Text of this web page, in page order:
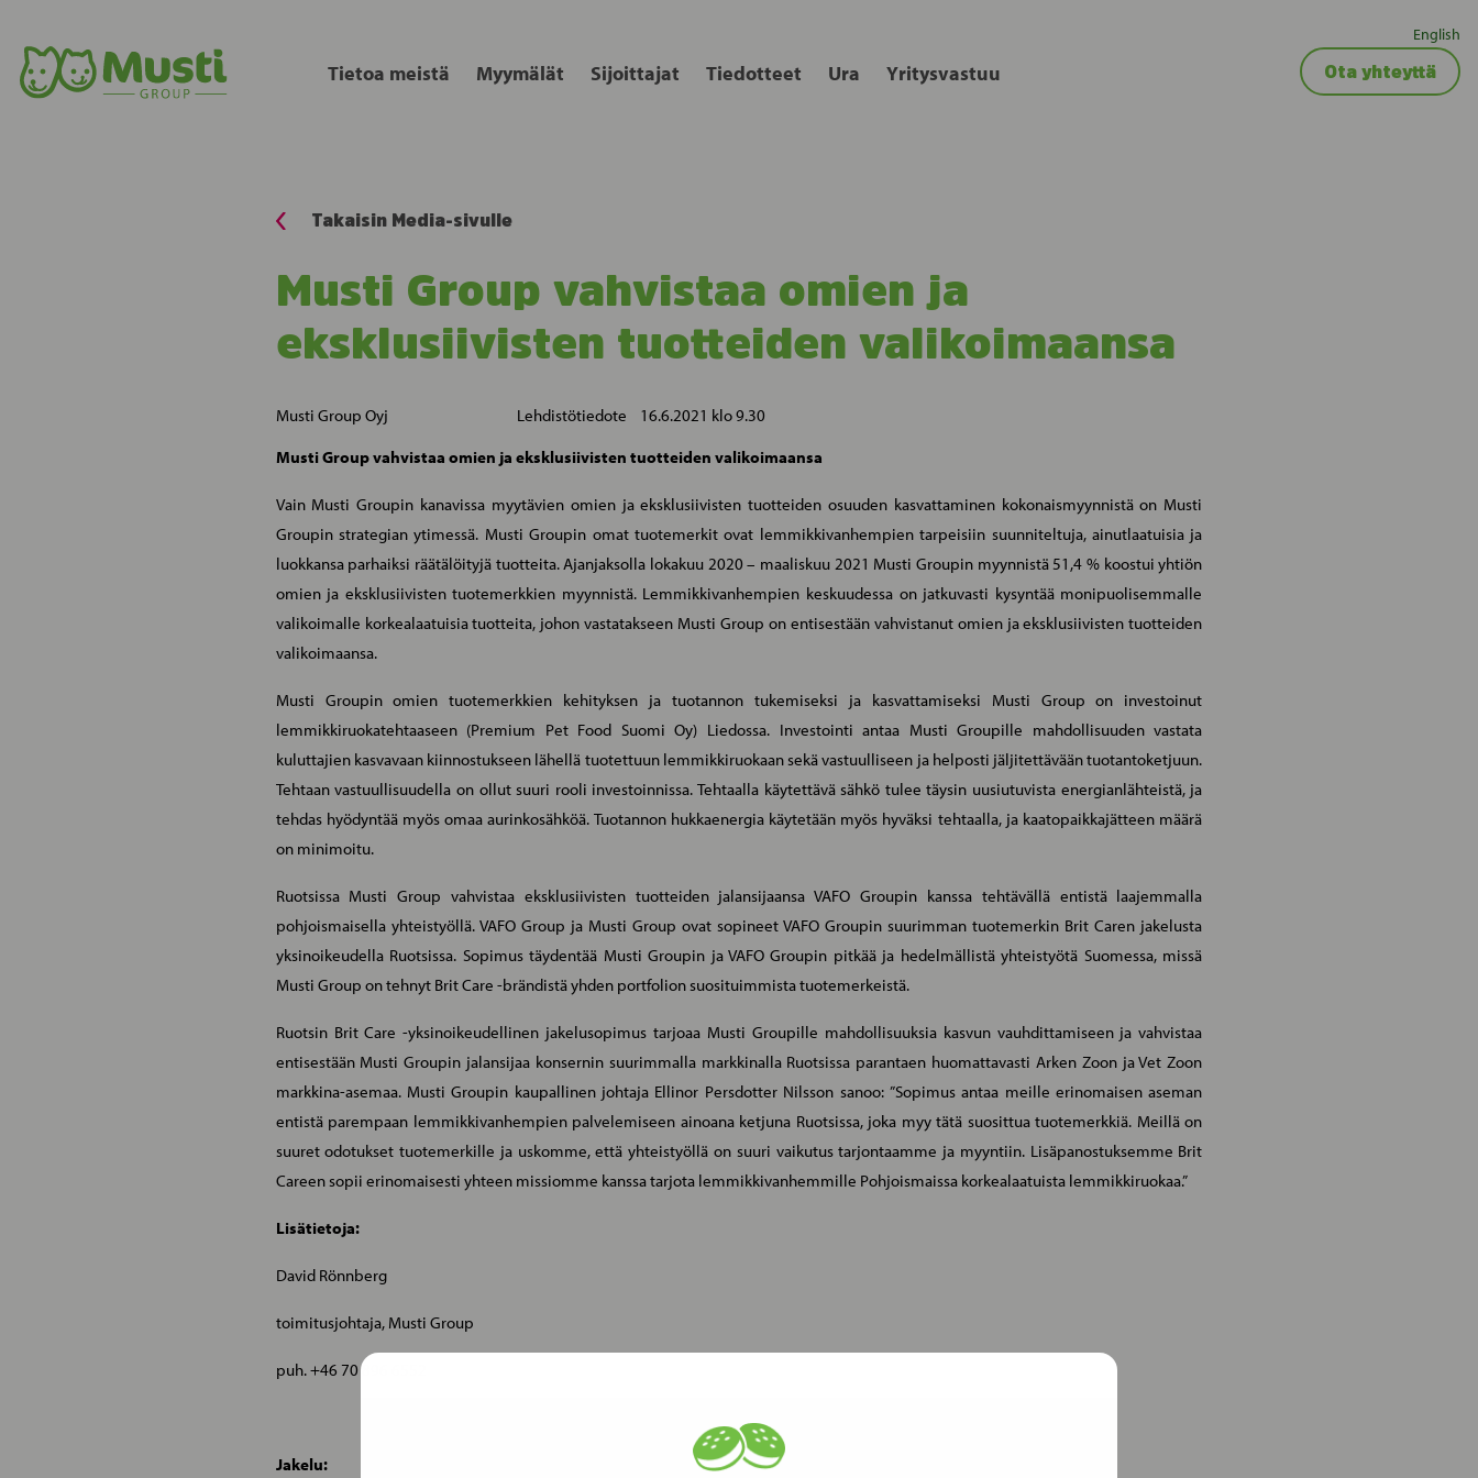
English
Tietoa meistä Myymälät Sijoittajat Tiedotteet Ura Yritysvastuu Ota yhteyttä
Takaisin Media-sivulle
Musti Group vahvistaa omien ja
eksklusiivisten tuotteiden valikoimaansa
Musti Group Oyj Lehdistötiedote 16.6.2021 klo 9.30
Musti Group vahvistaa omien ja eksklusiivisten tuotteiden valikoimaansa
Vain Musti Groupin kanavissa myytävien omien ja eksklusiivisten tuotteiden osuuden kasvattaminen kokonaismyynnistä on Musti
Groupin strategian ytimessä. Musti Groupin omat tuotemerkit ovat lemmikkivanhempien tarpeisiin suunniteltuja, ainutlaatuisia ja
luokkansa parhaiksi räätälöityjä tuotteita. Ajanjaksolla lokakuu 2020 – maaliskuu 2021 Musti Groupin myynnistä 51,4 % koostui yhtiön
omien ja eksklusiivisten tuotemerkkien myynnistä. Lemmikkivanhempien keskuudessa on jatkuvasti kysyntää monipuolisemmalle
valikoimalle korkealaatuisia tuotteita, johon vastatakseen Musti Group on entisestään vahvistanut omien ja eksklusiivisten tuotteiden
valikoimaansa.
Musti Groupin omien tuotemerkkien kehityksen ja tuotannon tukemiseksi ja kasvattamiseksi Musti Group on investoinut
lemmikkiruokatehtaaseen (Premium Pet Food Suomi Oy) Liedossa. Investointi antaa Musti Groupille mahdollisuuden vastata
kuluttajien kasvavaan kiinnostukseen lähellä tuotettuun lemmikkiruokaan sekä vastuulliseen ja helposti jäljitettävään tuotantoketjuun.
Tehtaan vastuullisuudella on ollut suuri rooli investoinnissa. Tehtaalla käytettävä sähkö tulee täysin uusiutuvista energianlähteistä, ja
tehdas hyödyntää myös omaa aurinkosähköä. Tuotannon hukkaenergia käytetään myös hyväksi tehtaalla, ja kaatopaikkajätteen määrä
on minimoitu.
Ruotsissa Musti Group vahvistaa eksklusiivisten tuotteiden jalansijaansa VAFO Groupin kanssa tehtävällä entistä laajemmalla
pohjoismaisella yhteistyöllä. VAFO Group ja Musti Group ovat sopineet VAFO Groupin suurimman tuotemerkin Brit Caren jakelusta
yksinoikeudella Ruotsissa. Sopimus täydentää Musti Groupin ja VAFO Groupin pitkää ja hedelmällistä yhteistyötä Suomessa, missä
Musti Group on tehnyt Brit Care -brändistä yhden portfolion suosituimmista tuotemerkeistä.
Ruotsin Brit Care -yksinoikeudellinen jakelusopimus tarjoaa Musti Groupille mahdollisuuksia kasvun vauhdittamiseen ja vahvistaa
entisestään Musti Groupin jalansijaa konsernin suurimmalla markkinalla Ruotsissa parantaen huomattavasti Arken Zoon ja Vet Zoon
markkina-asemaa. Musti Groupin kaupallinen johtaja Ellinor Persdotter Nilsson sanoo: ”Sopimus antaa meille erinomaisen aseman
entistä parempaan lemmikkivanhempien palvelemiseen ainoana ketjuna Ruotsissa, joka myy tätä suosittua tuotemerkkiä. Meillä on
suuret odotukset tuotemerkille ja uskomme, että yhteistyöllä on suuri vaikutus tarjontaamme ja myyntiin. Lisäpanostuksemme Brit
Careen sopii erinomaisesti yhteen missiomme kanssa tarjota lemmikkivanhemmille Pohjoismaissa korkealaatuista lemmikkiruokaa.”
Lisätietoja:
David Rönnberg
toimitusjohtaja, Musti Group
puh. +46 70 896 6552
Jakelu: